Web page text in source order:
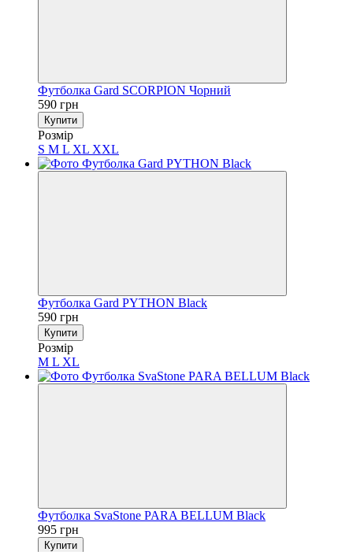
Футболка Gard SCORPION Чорний
590 грн
Купити
Розмір
S M L XL XXL
Футболка Gard PYTHON Black
590 грн
Купити
Розмір
M L XL
Футболка SvaStone PARA BELLUM Black
995 грн
Купити